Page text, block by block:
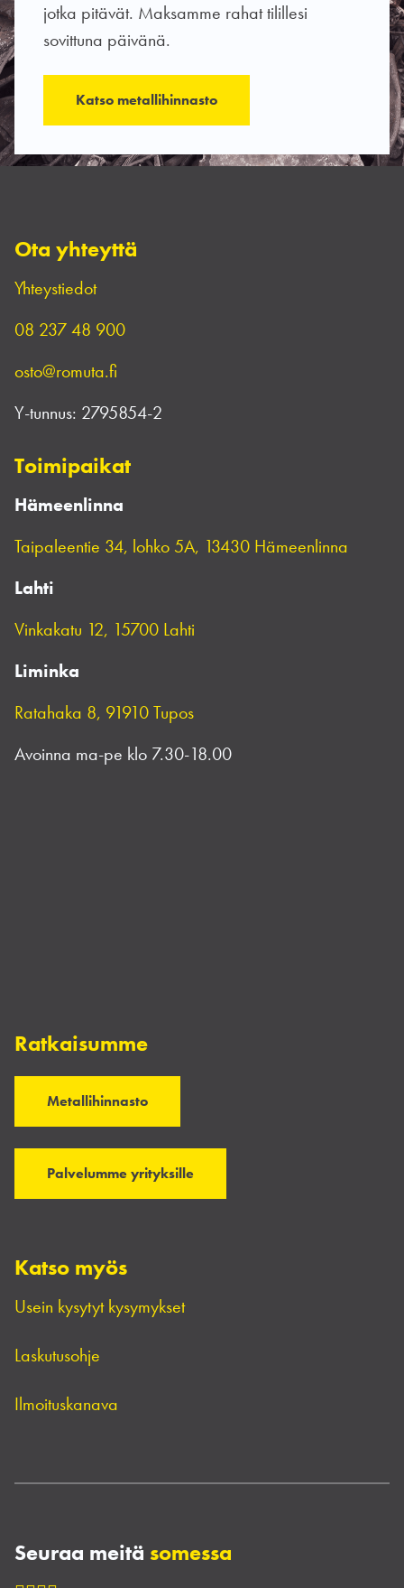
jotka pitävät. Maksamme rahat tilillesi
sovittuna päivänä.
Katso metallihinnasto
Ota yhteyttä
Yhteystiedot
08 237 48 900
osto@romuta.fi
Y-tunnus: 2795854-2
Toimipaikat
Hämeenlinna
Taipaleentie 34, lohko 5A, 13430 Hämeenlinna
Lahti
Vinkakatu 12, 15700 Lahti
Liminka
Ratahaka 8, 91910 Tupos
Avoinna ma-pe klo 7.30-18.00
Ratkaisumme
Metallihinnasto
Palvelumme yrityksille
Katso myös
Usein kysytyt kysymykset
Laskutusohje
Ilmoituskanava
Seuraa meitä somessa